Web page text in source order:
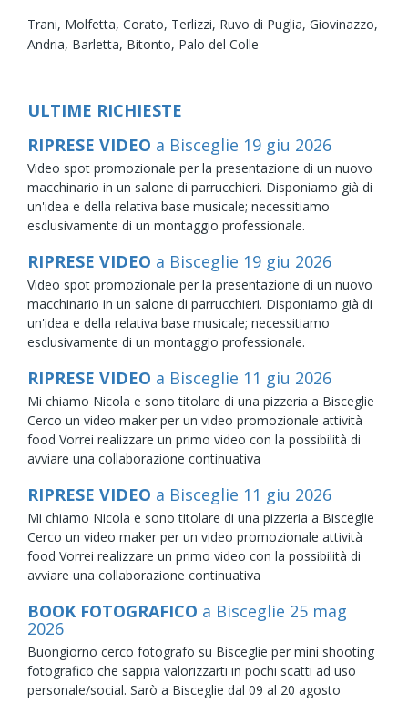
Trani, Molfetta, Corato, Terlizzi, Ruvo di Puglia, Giovinazzo,
Andria, Barletta, Bitonto, Palo del Colle
ULTIME RICHIESTE
RIPRESE VIDEO a Bisceglie 19 giu 2026
Video spot promozionale per la presentazione di un nuovo
macchinario in un salone di parrucchieri. Disponiamo già di
un'idea e della relativa base musicale; necessitiamo
esclusivamente di un montaggio professionale.
RIPRESE VIDEO a Bisceglie 19 giu 2026
Video spot promozionale per la presentazione di un nuovo
macchinario in un salone di parrucchieri. Disponiamo già di
un'idea e della relativa base musicale; necessitiamo
esclusivamente di un montaggio professionale.
RIPRESE VIDEO a Bisceglie 11 giu 2026
Mi chiamo Nicola e sono titolare di una pizzeria a Bisceglie
Cerco un video maker per un video promozionale attività
food Vorrei realizzare un primo video con la possibilità di
avviare una collaborazione continuativa
RIPRESE VIDEO a Bisceglie 11 giu 2026
Mi chiamo Nicola e sono titolare di una pizzeria a Bisceglie
Cerco un video maker per un video promozionale attività
food Vorrei realizzare un primo video con la possibilità di
avviare una collaborazione continuativa
BOOK FOTOGRAFICO a Bisceglie 25 mag
2026
Buongiorno cerco fotografo su Bisceglie per mini shooting
fotografico che sappia valorizzarti in pochi scatti ad uso
personale/social. Sarò a Bisceglie dal 09 al 20 agosto